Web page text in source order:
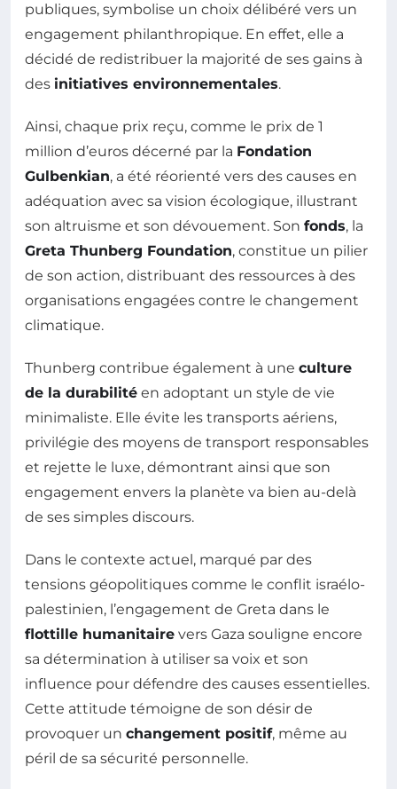
publiques, symbolise un choix délibéré vers un
engagement philanthropique. En effet, elle a
décidé de redistribuer la majorité de ses gains à
des initiatives environnementales.
Ainsi, chaque prix reçu, comme le prix de 1
million d’euros décerné par la Fondation
Gulbenkian, a été réorienté vers des causes en
adéquation avec sa vision écologique, illustrant
son altruisme et son dévouement. Son fonds, la
Greta Thunberg Foundation, constitue un pilier
de son action, distribuant des ressources à des
organisations engagées contre le changement
climatique.
Thunberg contribue également à une culture
de la durabilité en adoptant un style de vie
minimaliste. Elle évite les transports aériens,
privilégie des moyens de transport responsables
et rejette le luxe, démontrant ainsi que son
engagement envers la planète va bien au-delà
de ses simples discours.
Dans le contexte actuel, marqué par des
tensions géopolitiques comme le conflit israélo-
palestinien, l’engagement de Greta dans le
flottille humanitaire vers Gaza souligne encore
sa détermination à utiliser sa voix et son
influence pour défendre des causes essentielles.
Cette attitude témoigne de son désir de
provoquer un changement positif, même au
péril de sa sécurité personnelle.